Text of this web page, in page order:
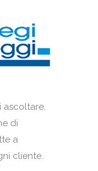
ascoltare,
di
a
cliente.